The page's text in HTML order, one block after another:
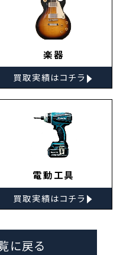
楽器
買取実績はコチラ ▸
電動工具
買取実績はコチラ ▸
に戻る